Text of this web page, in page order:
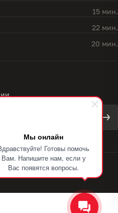
Мы онлайн
Готовы помочь
Вам. Напишите нам, если у
Вас появятся вопросы.
15 мин.
22 мин.
20 мин.
света